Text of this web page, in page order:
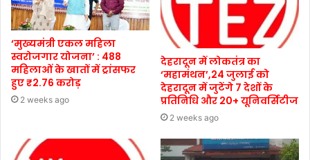
‘मुख्यमंत्री एकल महिला
स्वरोजगार योजना’ : 488
महिलाओं के खातों में ट्रांसफर
हुए ₹2.76 करोड़
2 weeks ago
देहरादून में लोकतंत्र का
‘महामंथन’,24 जुलाई को
देहरादून में जुटेंगे 7 देशों के
प्रतिनिधि और 20+ यूनिवर्सिटीज
2 weeks ago